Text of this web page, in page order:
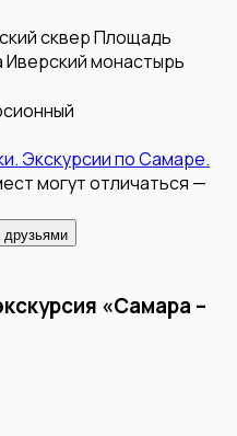
скверПлощадь
Иверский монастырь
Экскурсии по Самаре.
могут отличаться —
друзьями
«Самара –